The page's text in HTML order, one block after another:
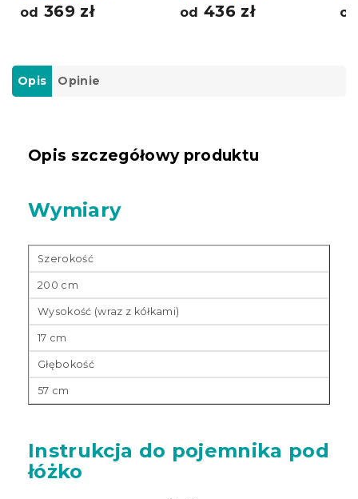
od 369 zł od 436 zł od
Opis Opinie
Opis szczegółowy produktu
Wymiary
Szerokość
200 cm
Wysokość (wraz z kółkami)
17 cm
Głębokość
57 cm
Instrukcja do pojemnika pod
łóżko